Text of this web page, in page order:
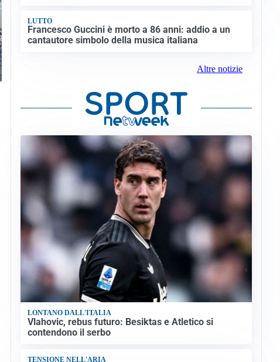
LUTTO
Francesco Guccini è morto a 86 anni: addio a un
cantautore simbolo della musica italiana
Altre notizie
LONTANO DALL'ITALIA
Vlahovic, rebus futuro: Besiktas e Atletico si
contendono il serbo
TENSIONE NELL'ARIA